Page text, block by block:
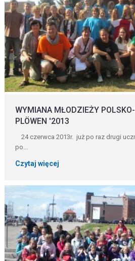
WYMIANA MŁODZIEŻY
PLÖWEN '2013
24 czerwca 2013r. już po raz drugi
po...
Czytaj więcej